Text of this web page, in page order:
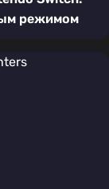
режимом